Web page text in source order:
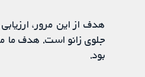
هدف از این مرور،
جلوی زانو است. هدف ما
بود.